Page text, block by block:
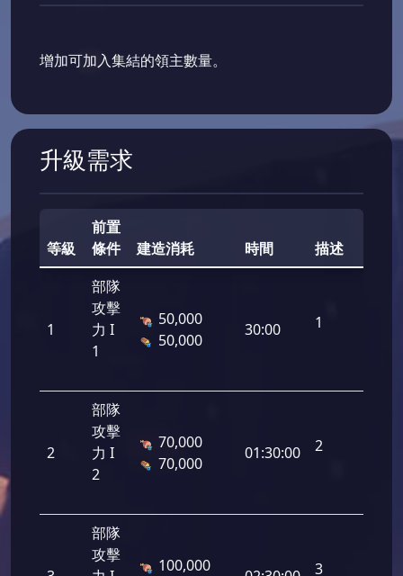
增加可加入集結的領主數量。
升級需求
等級
前置
條件
建造消耗 時間 描述
1
部隊
攻擊
力 I
1
50,000
50,000
30:00 1
2
部隊
攻擊
力 I
2
70,000
70,000
01:30:00 2
部隊
攻擊
100,000
3